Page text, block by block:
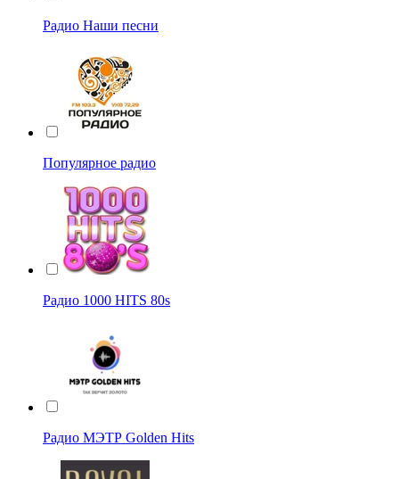
Радио Наши песни
Популярное радио
Радио 1000 HITS 80s
Радио МЭТР Golden Hits